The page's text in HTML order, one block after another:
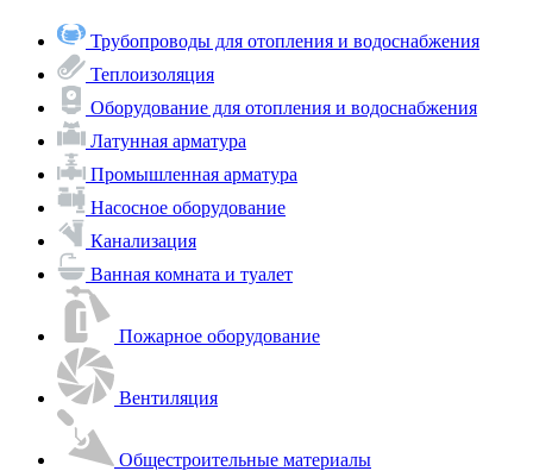
Трубопроводы для отопления и водоснабжения
Теплоизоляция
Оборудование для отопления и водоснабжения
Латунная арматура
Промышленная арматура
Насосное оборудование
Канализация
Ванная комната и туалет
Пожарное оборудование
Вентиляция
Общестроительные материалы